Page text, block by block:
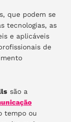
que podem se
tecnologias, as
e aplicáveis
de
são a
tempo ou